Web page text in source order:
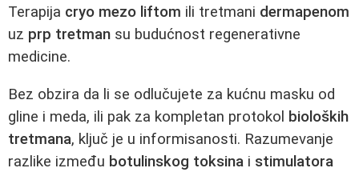
Terapija cryo mezo liftom ili tretmani dermapenom
uz prp tretman su budućnost regenerativne
medicine.
Bez obzira da li se odlučujete za kućnu masku od
gline i meda, ili pak za kompletan protokol bioloških
tretmana, ključ je u informisanosti. Razumevanje
razlike između botulinskog toksina i stimulatora